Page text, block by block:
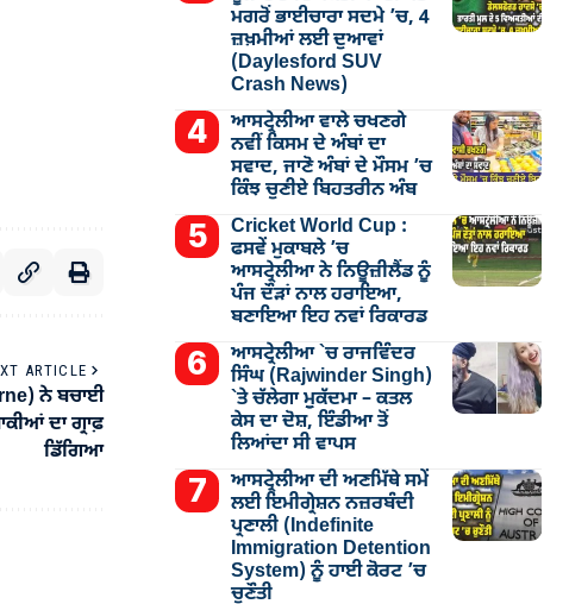
ARTICLE
ਨੇ ਬਚਾਈ
ਦਾ ਗ੍ਰਾਫ਼
ਡਿੱਗਿਆ
ਮਗਰੋਂ ਭਾਈਚਾਰਾ ਸਦਮੇ ’ਚ, 4
ਜ਼ਖ਼ਮੀਆਂ ਲਈ ਦੁਆਵਾਂ
(Daylesford SUV
Crash News)
ਆਸਟ੍ਰੇਲੀਆ ਵਾਲੇ ਚਖਣਗੇ
ਨਵੀਂ ਕਿਸਮ ਦੇ ਅੰਬਾਂ ਦਾ
ਸਵਾਦ, ਜਾਣੋ ਅੰਬਾਂ ਦੇ ਮੌਸਮ ’ਚ
ਕਿੰਝ ਚੁਣੀਏ ਬਿਹਤਰੀਨ ਅੰਬ
Cricket World Cup :
ਫਸਵੇਂ ਮੁਕਾਬਲੇ ’ਚ
ਆਸਟ੍ਰੇਲੀਆ ਨੇ ਨਿਊਜ਼ੀਲੈਂਡ ਨੂੰ
ਪੰਜ ਦੌੜਾਂ ਨਾਲ ਹਰਾਇਆ,
ਬਣਾਇਆ ਇਹ ਨਵਾਂ ਰਿਕਾਰਡ
ਆਸਟ੍ਰੇਲੀਆ `ਚ ਰਾਜਵਿੰਦਰ
ਸਿੰਘ (Rajwinder Singh)
`ਤੇ ਚੱਲੇਗਾ ਮੁੁਕੱਦਮਾ – ਕਤਲ
ਕੇਸ ਦਾ ਦੋਸ਼, ਇੰਡੀਆ ਤੋਂ
ਲਿਆਂਦਾ ਸੀ ਵਾਪਸ
ਆਸਟ੍ਰੇਲੀਆ ਦੀ ਅਣਮਿੱਥੇ ਸਮੇਂ
ਲਈ ਇਮੀਗ੍ਰੇਸ਼ਨ ਨਜ਼ਰਬੰਦੀ
ਪ੍ਰਣਾਲੀ (Indefinite
Immigration Detention
System) ਨੂੰ ਹਾਈ ਕੋਰਟ ’ਚ
ਚੁਣੌਤੀ